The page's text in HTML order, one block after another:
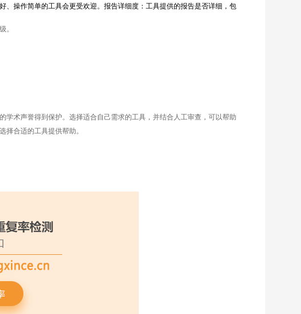
操作简单的工具会更受欢迎。报告详细度：工具提供的报告是否详细，包
。
术声誉得到保护。选择适合自己需求的工具，并结合人工审查，可以帮助
合适的工具提供帮助。